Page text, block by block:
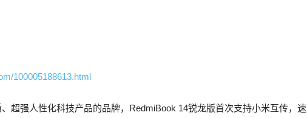
100005188613.html
超强人性化科技产品的品牌，RedmiBook 14锐龙版首次支持小米互传，速